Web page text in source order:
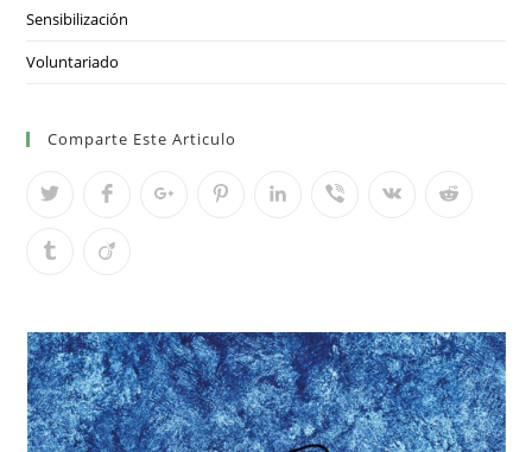
Sensibilización
Voluntariado
Comparte Este Articulo